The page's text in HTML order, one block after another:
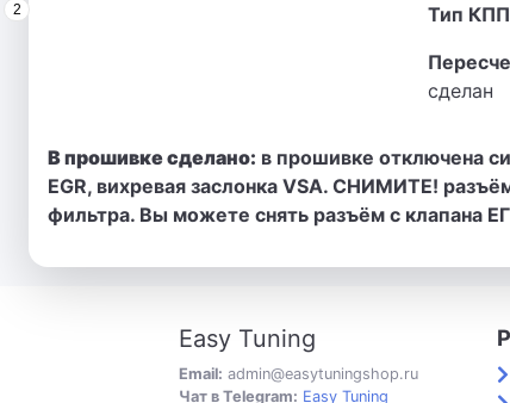
Тип
сделан
В прошивке сделано: в прошивке отключена
EGR, вихревая заслонка VSA. СНИМИТЕ!
фильтра. Вы можете снять разъём с клапана
2
Easy Tuning
Email: admin@easytuningshop.ru
Чат в Telegram: Easy Tuning